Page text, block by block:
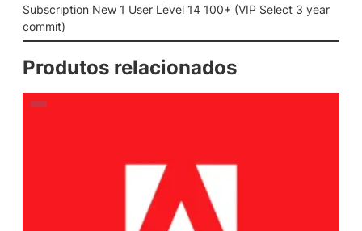
Subscription New 1 User Level 14 100+ (VIP Select 3 year
commit)
Produtos relacionados